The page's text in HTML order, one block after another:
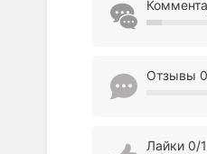
Отзывы
Лайки 0/